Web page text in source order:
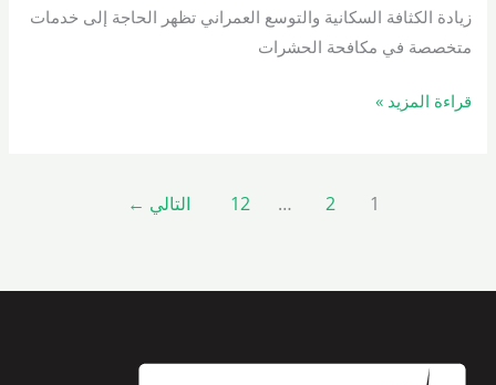
زيادة الكثافة السكانية والتوسع العمراني تظهر الحاجة إلى خدمات
متخصصة في مكافحة الحشرات
قراءة المزيد »
1
2
…
12 التالي ←